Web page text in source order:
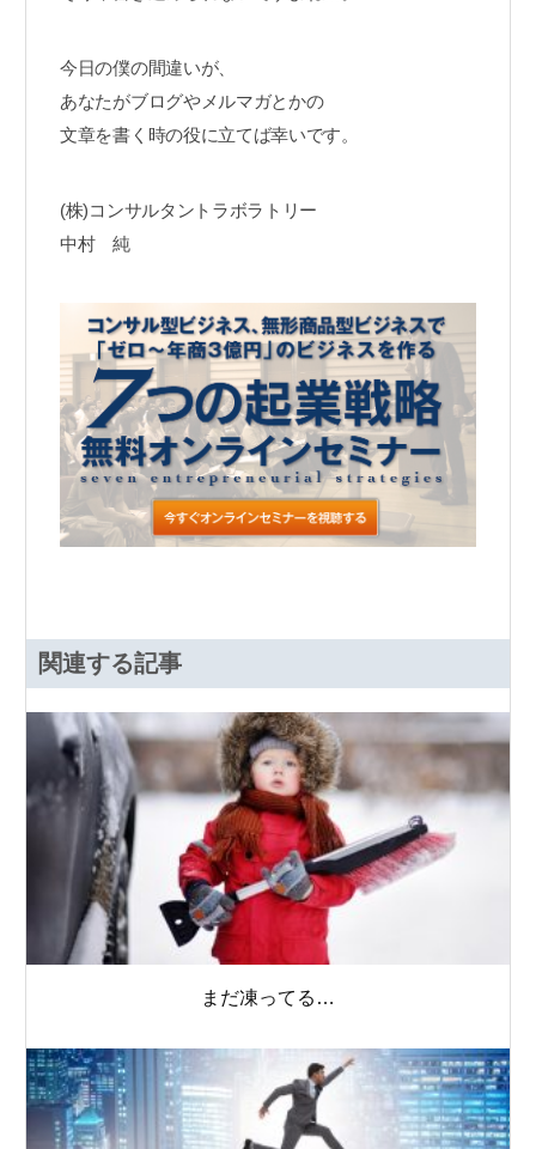
今日の僕の間違いが、
あなたがブログやメルマガとかの
文章を書く時の役に立てば幸いです。
(株)コンサルタントラボラトリー
中村 純
関連する記事
まだ凍ってる…